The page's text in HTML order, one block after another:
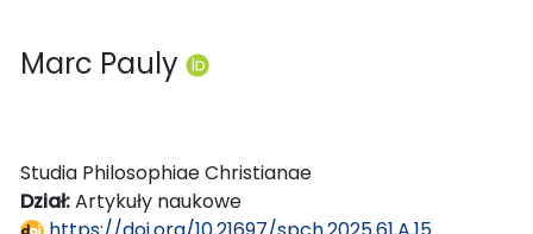
Marc Pauly
Studia Philosophiae Christianae
Dział:Artykuły naukowe